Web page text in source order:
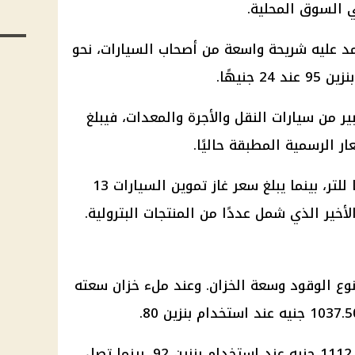
السوق المحلية.
92، الذي تعتمد عليه شريحة واسعة من أصحاب السيارات، نحو
من سيارات النقل والأجرة والمعدات، فيبلغ
كما يسجل الكيروسين 20.50 جنيهًا للتر، بينما يبلغ سعر غاز تموين السيارات 13
الذي شمل عددًا من المنتجات البترولية.
الوقود وسعة الخزان. وعند ملء خزان سعته
بنزين 80
.